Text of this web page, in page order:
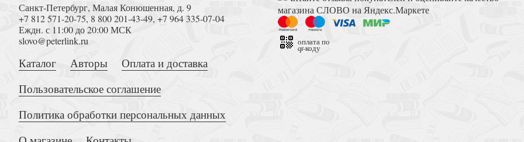
Князький И.О. Император Август и его время (Новая античная
Толкование на Апокалипсис (Тихоний Африканский)
Санкт-Петербург, Малая Конюшенная, д. 9
+7 812 571-20-75, 8 800 201-43-49, +7 964 335-07-04
Еждн. с 11:00 до 20:00 МСК
slovo@peterlink.ru
Каталог Авторы
Оплата и доставка
Пользовательское соглашение
Политика обработки персональных данных
оплата по
qr-коду